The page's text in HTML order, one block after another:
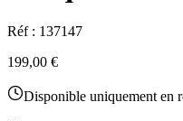
Réf : 137147
199,00 €
Disponible uniquement en